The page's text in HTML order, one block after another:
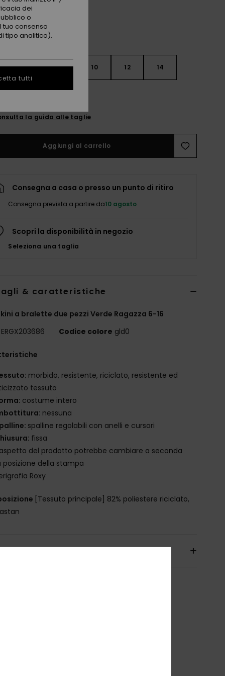
7 8 10 12 14
la guida alle taglie
Aggiungi al carrello
Consegna a casa o presso un punto di ritiro
Consegna prevista a partire da10 agosto
Scopri la disponibilità in negozio
Seleziona una taglia
& caratteristiche
a bralette due pezzi Verde Ragazza 6-16
ERGX203686 Codice colore gld0
morbido, resistente, riciclato, resistente ed
tessuto
costume intero
nessuna
spalline regolabili con anelli e cursori
fissa
del prodotto potrebbe cambiare a seconda
posizione della stampa
Roxy
[Tessuto principale] 82% poliestere riciclato,
e Resi
dei
o
tuo consenso
tipo analitico).
tutti